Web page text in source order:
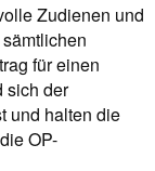
Zudienen und
für einen
sich der
und halten die
OP-